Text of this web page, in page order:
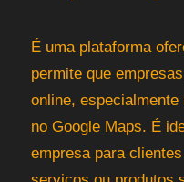
É uma plataforma
permite que
online,
no Google Maps. É
empresa para